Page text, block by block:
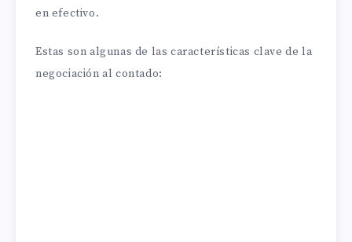
en efectivo.
Estas son algunas de las características clave de la
negociación al contado: